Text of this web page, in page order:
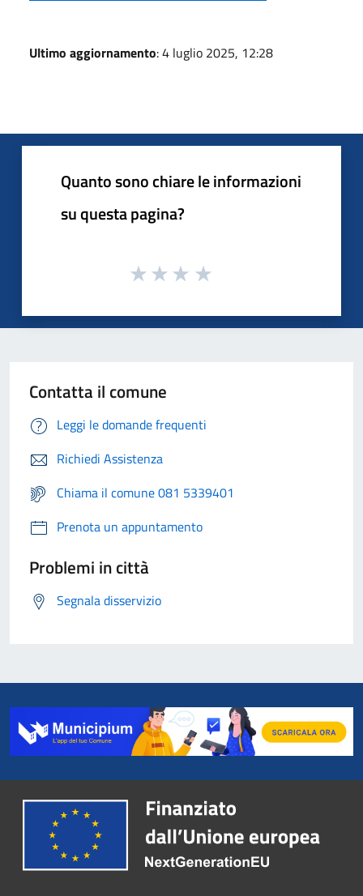
Ultimo aggiornamento: 4 luglio 2025, 12:28
Quanto sono chiare le informazioni
su questa pagina?
Contatta il comune
Leggi le domande frequenti
Richiedi Assistenza
Chiama il comune 081 5339401
Prenota un appuntamento
Problemi in città
Segnala disservizio